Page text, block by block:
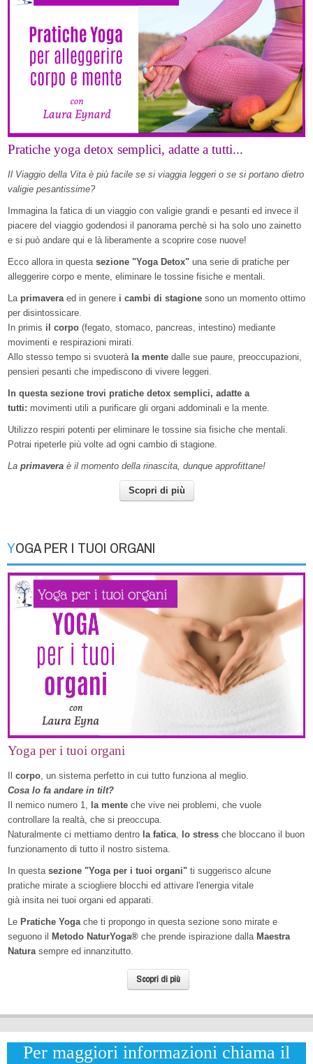
Pratiche yoga detox semplici, adatte a tutti...
Il Viaggio della Vita è più facile se si viaggia leggeri o se si portano dietro
valigie pesantissime?
Immagina la fatica di un viaggio con valigie grandi e pesanti ed invece il
piacere del viaggio godendosi il panorama perchè si ha solo uno zainetto
e si può andare qui e là liberamente a scoprire cose nuove!
Ecco allora in questa sezione "Yoga Detox" una serie di pratiche per
alleggerire corpo e mente, eliminare le tossine fisiche e mentali.
La primavera ed in genere i cambi di stagione sono un momento ottimo
per disintossicare.
In primis il corpo (fegato, stomaco, pancreas, intestino) mediante
movimenti e respirazioni mirati.
Allo stesso tempo si svuoterà la mente dalle sue paure, preoccupazioni,
pensieri pesanti che impediscono di vivere leggeri.
In questa sezione trovi pratiche detox semplici, adatte a
tutti: movimenti utili a purificare gli organi addominali e la mente.
Utilizzo respiri potenti per eliminare le tossine sia fisiche che mentali.
Potrai ripeterle più volte ad ogni cambio di stagione.
La primavera è il momento della rinascita, dunque approfittane!
Scopri di più
YOGA PER I TUOI ORGANI
Yoga per i tuoi organi
corpo, un sistema perfetto in cui tutto funziona al meglio.
Cosa lo fa andare in tilt?
Il nemico numero 1, la mente che vive nei problemi, che vuole
controllare la realtà, che si preoccupa.
Naturalmente ci mettiamo dentro la fatica, lo stress che bloccano il buon
funzionamento di tutto il nostro sistema.
In questa sezione "Yoga per i tuoi organi" ti suggerisco alcune
pratiche mirate a sciogliere blocchi ed attivare l'energia vitale
già insita nei tuoi organi ed apparati.
Le Pratiche Yogache ti propongo in questa sezione sono mirate e
seguono il
Metodo NaturYoga® che prende ispirazione dalla Maestra
Naturasempre ed innanzitutto.
Scopri di più
Per maggiori informazioni chiama il